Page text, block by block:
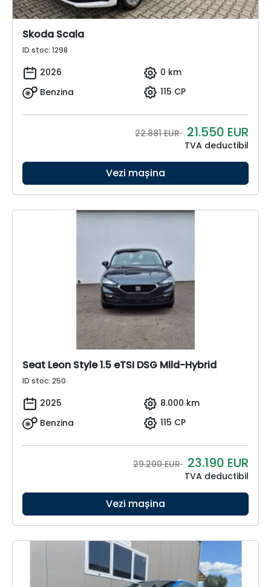
Skoda Scala
ID stoc: 1298
2026
0 km
Benzina
115 CP
22.881 EUR 21.550 EUR
TVA deductibil
Vezi mașina
Seat Leon Style 1.5 eTSI DSG Mild-Hybrid
ID stoc: 250
2025
8.000 km
Benzina
115 CP
29.200 EUR 23.190 EUR
TVA deductibil
Vezi mașina